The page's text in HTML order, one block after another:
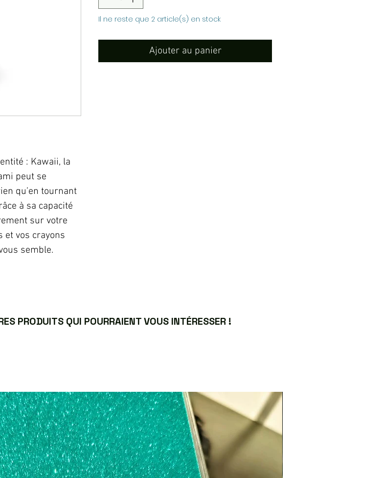
: Kawaii, la
peut se
qu’en tournant
à sa capacité
sur votre
et vos crayons
semble.
Il ne reste que 2 article(s) en stock
Ajouter au panier
PRODUITS QUI POURRAIENT VOUS INTÉRESSER !